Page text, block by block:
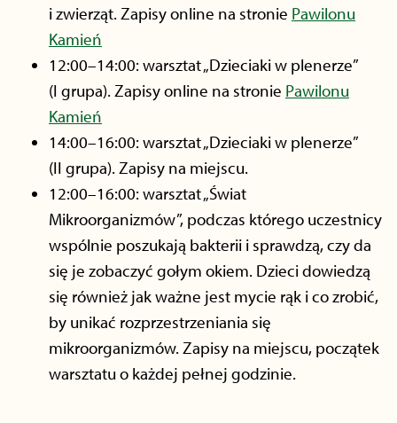
i zwierząt. Zapisy online na stronie Pawilonu
Kamień
12:00–14:00: warsztat „Dzieciaki w plenerze”
(I grupa). Zapisy online na stronie Pawilonu
Kamień
14:00–16:00: warsztat „Dzieciaki w plenerze”
(II grupa). Zapisy na miejscu.
12:00–16:00: warsztat „Świat
Mikroorganizmów”, podczas którego uczestnicy
wspólnie poszukają bakterii i sprawdzą, czy da
się je zobaczyć gołym okiem. Dzieci dowiedzą
się również jak ważne jest mycie rąk i co zrobić,
by unikać rozprzestrzeniania się
mikroorganizmów. Zapisy na miejscu, początek
warsztatu o każdej pełnej godzinie.